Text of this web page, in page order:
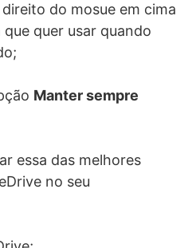
do mosue em cima
quer usar quando
Manter sempre
essa das melhores
no seu